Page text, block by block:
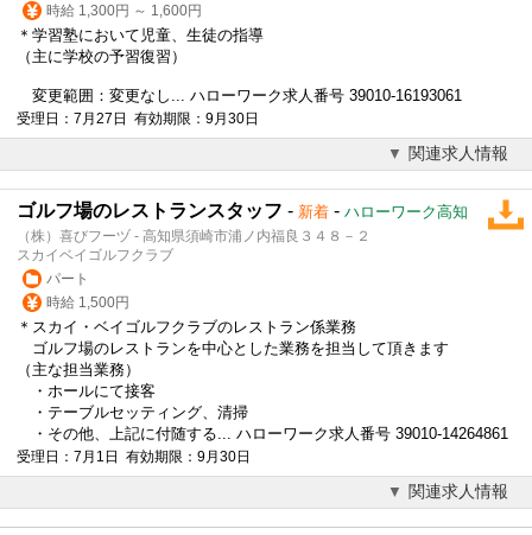
時給 1,300円 ～ 1,600円
＊学習塾において児童、生徒の指導
（主に学校の予習復習）
変更範囲：変更なし... ハローワーク求人番号 39010-16193061
受理日：7月27日 有効期限：9月30日
関連求人情報
ゴルフ場のレストランスタッフ - 新着 - ハローワーク高知
（株）喜びフーヅ - 高知県須崎市浦ノ内福良３４８－２
スカイベイゴルフクラブ
パート
時給 1,500円
＊スカイ・ベイゴルフクラブのレストラン係業務
ゴルフ場のレストランを中心とした業務を担当して頂きます
（主な担当業務）
・ホールにて接客
・テーブルセッティング、清掃
・その他、上記に付随する... ハローワーク求人番号 39010-14264861
受理日：7月1日 有効期限：9月30日
関連求人情報